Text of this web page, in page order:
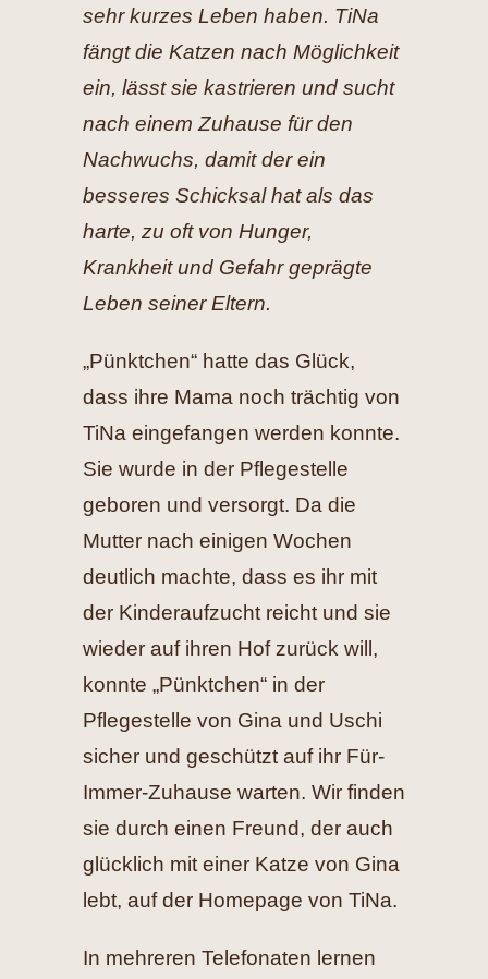
sehr kurzes Leben haben. TiNa
fängt die Katzen nach Möglichkeit
ein, lässt sie kastrieren und sucht
nach einem Zuhause für den
Nachwuchs, damit der ein
besseres Schicksal hat als das
harte, zu oft von Hunger,
Krankheit und Gefahr geprägte
Leben seiner Eltern.
„Pünktchen“ hatte das Glück,
dass ihre Mama noch trächtig von
TiNa eingefangen werden konnte.
Sie wurde in der Pflegestelle
geboren und versorgt. Da die
Mutter nach einigen Wochen
deutlich machte, dass es ihr mit
der Kinderaufzucht reicht und sie
wieder auf ihren Hof zurück will,
konnte „Pünktchen“ in der
Pflegestelle von Gina und Uschi
sicher und geschützt auf ihr Für-
Immer-Zuhause warten. Wir finden
sie durch einen Freund, der auch
glücklich mit einer Katze von Gina
lebt, auf der Homepage von TiNa.
In mehreren Telefonaten lernen